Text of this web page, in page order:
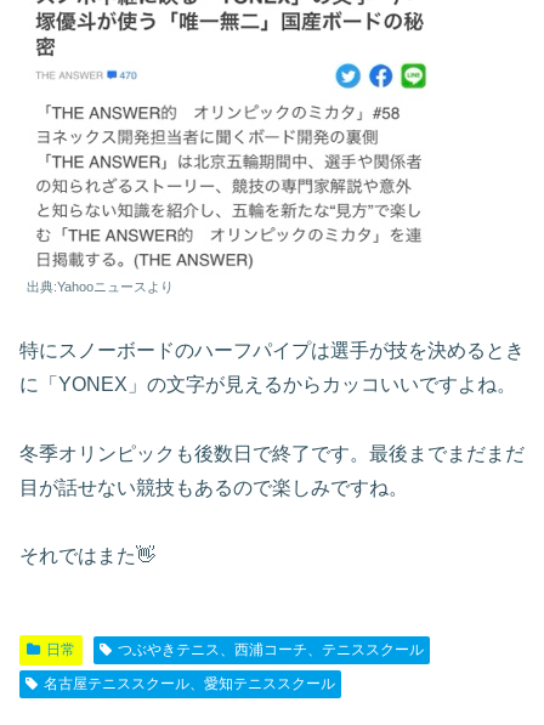
出典:Yahooニュースより
特にスノーボードのハーフパイプは選手が技を決めるとき
に「YONEX」の文字が見えるからカッコいいですよね。
冬季オリンピックも後数日で終了です。最後までまだまだ
目が話せない競技もあるので楽しみですね。
それではまた👋
日常
つぶやきテニス、西浦コーチ、テニススクール
名古屋テニススクール、愛知テニススクール